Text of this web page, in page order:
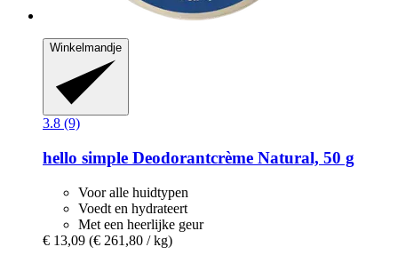
Winkelmandje
3.8 (9)
hello simple Deodorantcrème Natural, 50 g
Voor alle huidtypen
Voedt en hydrateert
Met een heerlijke geur
€ 13,09 (€ 261,80 / kg)